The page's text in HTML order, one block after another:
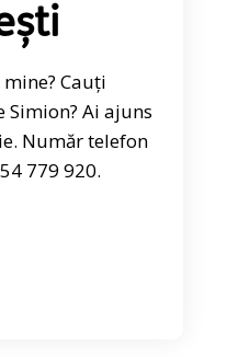
Cauți
Simion? Ai ajuns
Număr telefon
779 920.